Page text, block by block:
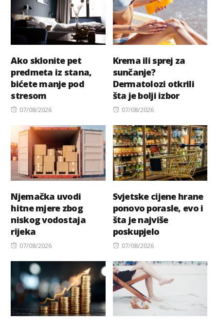
Ako sklonite pet
predmeta iz stana,
bićete manje pod
stresom
Posted
07/08/2026
Krema ili sprej za
sunčanje?
Dermatolozi otkrili
šta je bolji izbor
Posted
07/08/2026
Njemačka uvodi
hitne mjere zbog
niskog vodostaja
rijeka
Posted
07/08/2026
Svjetske cijene hrane
ponovo porasle, evo i
šta je najviše
poskupjelo
Posted
07/08/2026